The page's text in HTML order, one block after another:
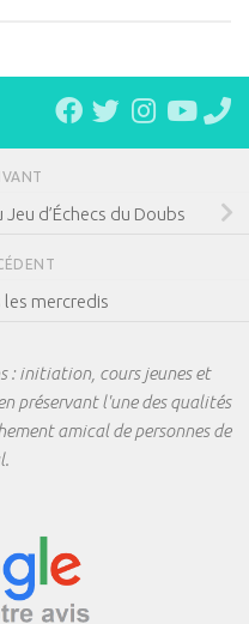
d’Échecs du Doubs
mercredis
: initiation, cours jeunes et
préservant l'une des qualités
amical de personnes de